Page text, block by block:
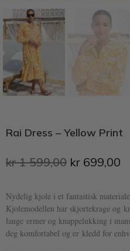
Rai Dress – Yellow Print
kr1 599,00 kr 699,00
Nydelig kjole i et fantastisk
Kjolemodellen har skjortekrage og
lange ermer og knappelukking i
deg komfortabel og er kledd for